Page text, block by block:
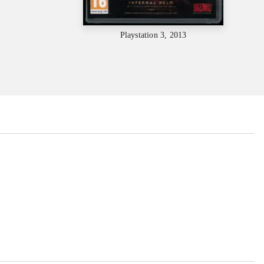
Playstation 3, 2013